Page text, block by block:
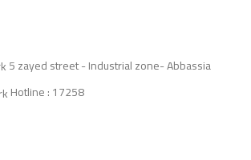
5 zayed street - Industrial zone- Abbassia
Hotline : 17258